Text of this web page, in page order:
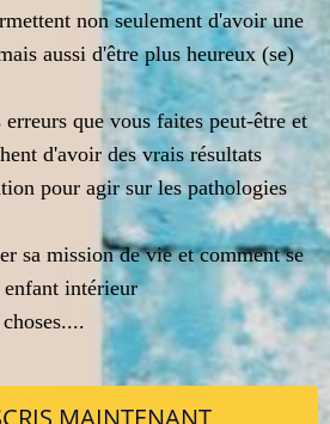
non seulement d'avoir une
aussi d'être plus heureux (se)
que vous faites peut-être et
d'avoir des vrais résultats
pour agir sur les pathologies
sa mission de vie et comment se
enfant intérieur
MAINTENANT